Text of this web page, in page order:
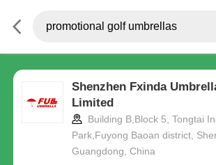
Shenzhen Fxinda
Limited
Building B,Block 5, Tongtai
Park,Fuyong Baoan district,
Guangdong, China